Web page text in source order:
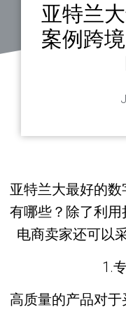
亚特兰
案例跨
亚特兰大最好的
有哪些？除了利
电商卖家还可以
1.
高质量的产品对